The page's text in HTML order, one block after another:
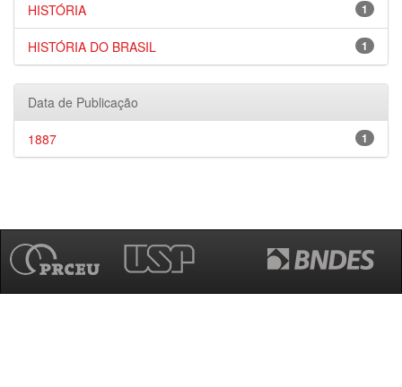
1
HISTÓRIA
1
HISTÓRIA DO BRASIL
Data de Publicação
1
1887